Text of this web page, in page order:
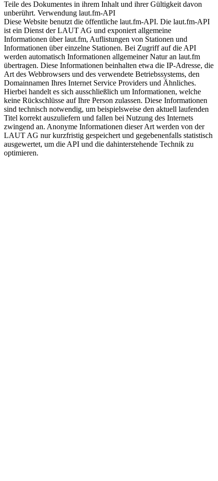
Teile des Dokumentes in ihrem Inhalt und ihrer Gültigkeit davon
unberührt. Verwendung laut.fm-API
Diese Website benutzt die öffentliche laut.fm-API. Die laut.fm-API
ist ein Dienst der LAUT AG und exponiert allgemeine
Informationen über laut.fm, Auflistungen von Stationen und
Informationen über einzelne Stationen. Bei Zugriff auf die API
werden automatisch Informationen allgemeiner Natur an laut.fm
übertragen. Diese Informationen beinhalten etwa die IP-Adresse, die
Art des Webbrowsers und des verwendete Betriebssystems, den
Domainnamen Ihres Internet Service Providers und Ähnliches.
Hierbei handelt es sich ausschließlich um Informationen, welche
keine Rückschlüsse auf Ihre Person zulassen. Diese Informationen
sind technisch notwendig, um beispielsweise den aktuell laufenden
Titel korrekt auszuliefern und fallen bei Nutzung des Internets
zwingend an. Anonyme Informationen dieser Art werden von der
LAUT AG nur kurzfristig gespeichert und gegebenenfalls statistisch
ausgewertet, um die API und die dahinterstehende Technik zu
optimieren.